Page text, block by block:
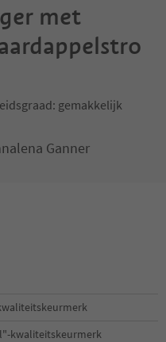
met
gemakkelijk
Ganner
kwaliteitskeurmerk